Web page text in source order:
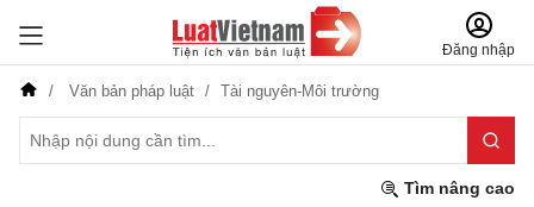
Đăng nhập
Văn bản pháp luật Tài nguyên-Môi trường
Tìm nâng cao